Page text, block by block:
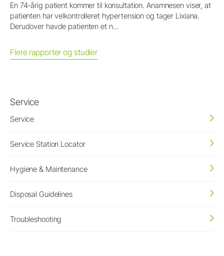
En 74-årig patient kommer til konsultation. Anamnesen viser, at
patienten har velkontrolleret hypertension og tager Lixiana.
Derudover havde patienten et n...
Flere rapporter og studier
Service
Service
Service Station Locator
Hygiene & Maintenance
Disposal Guidelines
Troubleshooting